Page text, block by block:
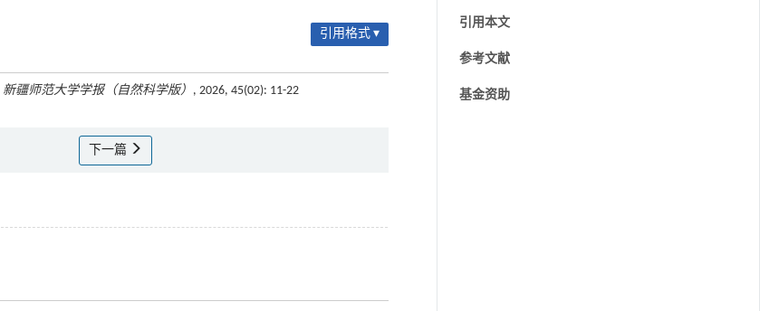
引用格式 ▾
新疆师范大学学报（自然科学版） , 2026, 45(02): 11-22
下一篇
引用本文
参考文献
基金资助